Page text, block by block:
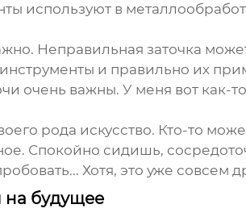
используют в
Неправильная заточка
и правильно их
очень важны. У меня вот как-
рода искусство. Кто-то
Спокойно сидишь,
Хотя, это уже совсем
будущее